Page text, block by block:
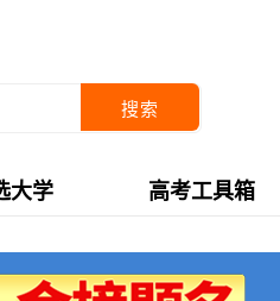
搜索
大学 高考工具箱